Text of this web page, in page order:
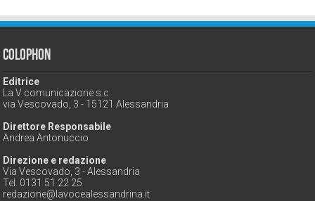
Colophon
Editrice
La V comunicazione s.c.
via Vescovado, 3 - 15121 Alessandria
Direttore Responsabile
Andrea Antonuccio
Direzione e redazione
Via Vescovado, 3 - Alessandria
Tel. 0131 51 22 25
redazione@lavocealessandrina.it